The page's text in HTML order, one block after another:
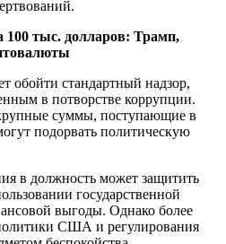
100 тыс. долларов: Трамп,
обойти стандартный надзор,
в потворстве коррупции.
суммы, поступающие в
подорвать политическую
в должность может защитить
государственной
выгоды. Однако более
США и регулирования